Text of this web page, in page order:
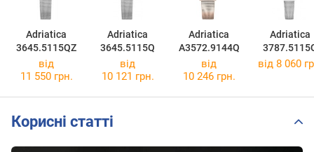
Adriatica
3645.5115QZ
Adriatica
3645.5115Q
Adriatica
A3572.9144Q
Adriatica
від
11 550 грн.
від
10 121 грн.
від
10 246 грн.
від 8 060
Корисні статті